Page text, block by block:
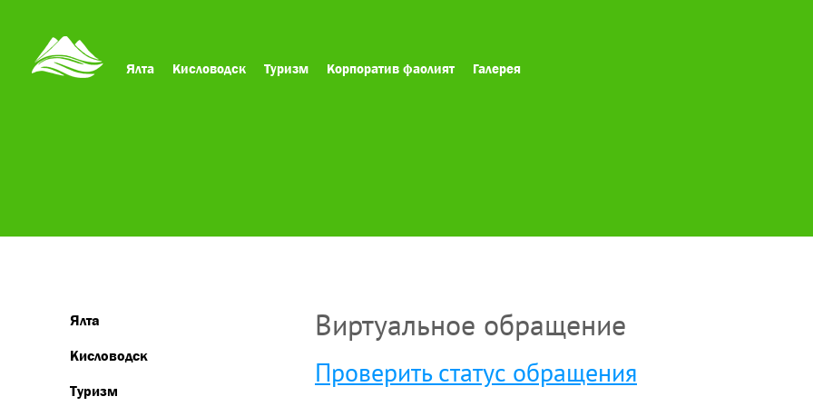
Ялта Кисловодск Туризм Корпоратив фаолият Галерея
Ялта
Кисловодск
Туризм
Виртуальное обращение
Проверить статус обращения